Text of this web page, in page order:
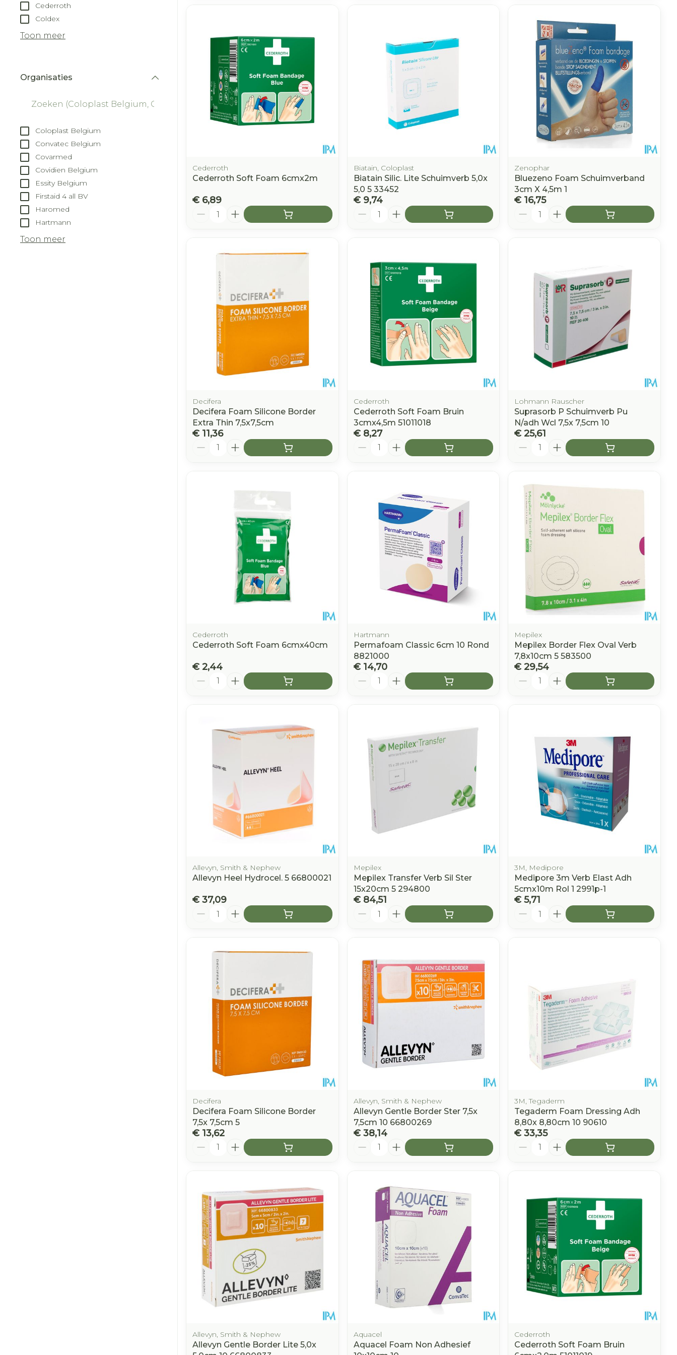
Cederroth
Coldex
Toon meer
Organisaties
Coloplast Belgium
Convatec Belgium
Covarmed
Covidien Belgium
Essity Belgium
Firstaid 4 all BV
Haromed
Hartmann
Toon meer
Cederroth
Cederroth Soft Foam 6cmx2m
€ 6,89
Aantal
Biatain, Coloplast
Biatain Silic. Lite Schuimverb 5,0x
5,0 5 33452
€ 9,74
Aantal
Zenophar
Bluezeno Foam Schuimverband
3cm X 4,5m 1
€ 16,75
Aantal
Decifera
Decifera Foam Silicone Border
Extra Thin 7,5x7,5cm
€ 11,36
Aantal
Cederroth
Cederroth Soft Foam Bruin
3cmx4,5m 51011018
€ 8,27
Aantal
Lohmann Rauscher
Suprasorb P Schuimverb Pu
N/adh Wcl 7,5x 7,5cm 10
€ 25,61
Aantal
Cederroth
Cederroth Soft Foam 6cmx40cm
€ 2,44
Aantal
Hartmann
Permafoam Classic 6cm 10 Rond
8821000
€ 14,70
Aantal
Mepilex
Mepilex Border Flex Oval Verb
7,8x10cm 5 583500
€ 29,54
Aantal
Allevyn, Smith & Nephew
Allevyn Heel Hydrocel. 5 66800021
€ 37,09
Aantal
Mepilex
Mepilex Transfer Verb Sil Ster
15x20cm 5 294800
€ 84,51
Aantal
3M, Medipore
Medipore 3m Verb Elast Adh
5cmx10m Rol 1 2991p-1
€ 5,71
Aantal
Decifera
Decifera Foam Silicone Border
7,5x 7,5cm 5
€ 13,62
Aantal
Allevyn, Smith & Nephew
Allevyn Gentle Border Ster 7,5x
7,5cm 10 66800269
€ 38,14
Aantal
3M, Tegaderm
Tegaderm Foam Dressing Adh
8,80x 8,80cm 10 90610
€ 33,35
Aantal
Allevyn, Smith & Nephew
Allevyn Gentle Border Lite 5,0x
Aquacel
Aquacel Foam Non Adhesief
Cederroth
Cederroth Soft Foam Bruin